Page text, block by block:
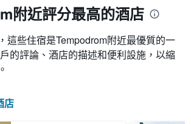
附近評分最高的酒店
這些住宿是Tempodrom​附近最優質的一
的評論、酒店的描述和便利設施，以縮
店